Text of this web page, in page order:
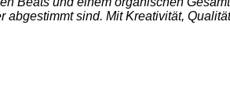
abgestimmt sind. Mit Kreativität,